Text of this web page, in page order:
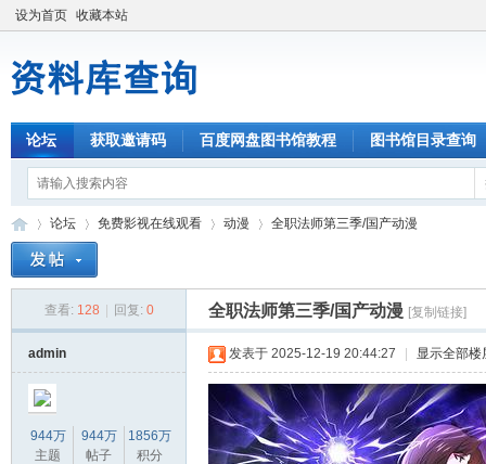
设为首页 收藏本站
论坛 获取邀请码 百度网盘图书馆教程 图书馆目录查询
论坛
›
免费影视在线观看 动漫
›
全职法师第三季/国产动漫
查看: 128 回复: 0 全职法师第三季/国产动漫 [复制链接]
admin
944万
主题
944万
帖子
1856万
积分
发表于 2025-12-19 20:44:27 显示全部楼